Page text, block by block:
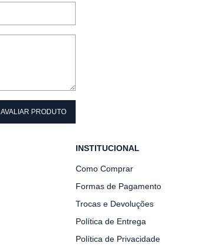
AVALIAR PRODUTO
INSTITUCIONAL
Como Comprar
Formas de Pagamento
Trocas e Devoluções
Política de Entrega
Política de Privacidade